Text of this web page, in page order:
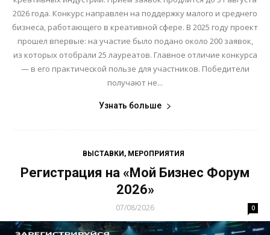
2026 года. Конкурс направлен на поддержку малого и среднего
бизнеса, работающего в креативной сфере. В 2025 году проект
прошел впервые: на участие было подано около 200 заявок,
из которых отобрали 25 лауреатов. Главное отличие конкурса
— в его практической пользе для участников. Победители
получают не...
Узнать больше
ВЫСТАВКИ, МЕРОПРИЯТИЯ
Регистрация на «Мой Бизнес Форум
2026»
07/08/2026 0